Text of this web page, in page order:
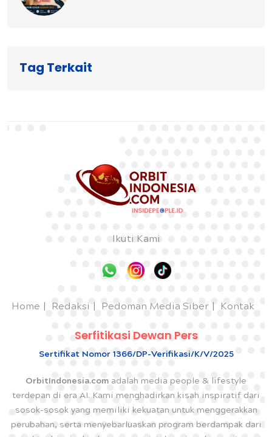
Tag Terkait
Ikuti Kami
Home Redaksi Pedoman Media Siber Kontak
Serfitikasi Dewan Pers
Sertifikat Nomor 1366/DP-Verifikasi/K/V/2025
OrbitIndonesia.com adalah media people & lifestyle
terdepan di era AI. Kami menghadirkan kisah inspiratif dari
sosok-sosok yang memiliki kekuatan untuk menggerakkan
perubahan, serta menyebarluaskan program berdampak dari